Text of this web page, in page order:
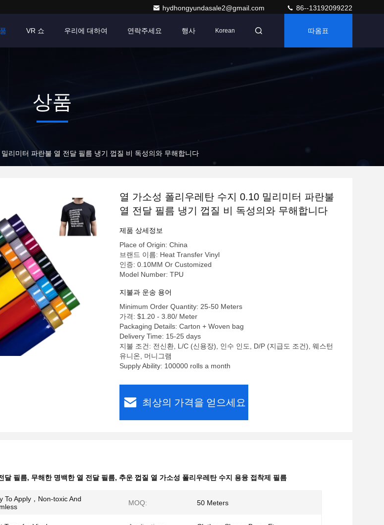
hydhongyundasale2@gmail.com 86--13192099222
VR 쇼 우리에 대하여 연락주세요 행사 Korean 따옴표
상품
리미터 파란불 열 전달 필름 냉기 껍질 비 독성의와 무해합니다
열 가소성 폴리우레탄 수지 0.10 밀리미터 파란불
열 전달 필름 냉기 껍질 비 독성의와 무해합니다
제품 상세정보
Place of Origin: China
브랜드 이름: Heat Transfer Vinyl
인증: 0.10MM Or Customized
Model Number: TPU
지불과 운송 용어
Minimum Order Quantity: 25-50 Meters
가격: $1.20 - 3.80/ Meter
Packaging Details: Carton + Woven bag
Delivery Time: 15-25 days
지불 조건: 전신환, L/C (신용장), 인수 인도, D/P (지급도 조건), 웨스턴
유니온, 머니그램
Supply Ability: 100000 rolls a month
최상의 가격을 얻으세요
달 필름, 무해한 명백한 열 전달 필름, 추운 껍질 열 가소성 폴리우레탄 수지 용융 접착제 필름
To Apply，Non-toxic And
MOQ: 50 Meters